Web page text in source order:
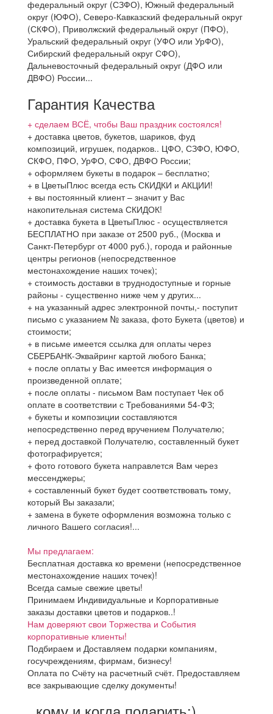
федеральный округ (СЗФО), Южный федеральный
округ (ЮФО), Северо-Кавказский федеральный округ
(СКФО), Приволжский федеральный округ (ПФО),
Уральский федеральный округ (УФО или УрФО),
Сибирский федеральный округ СФО),
Дальневосточный федеральный округ (ДФО или
ДВФО) России...
Гарантия Качества
+ сделаем ВСЁ, чтобы Ваш праздник состоялся!
+ доставка цветов, букетов, шариков, фуд
композиций, игрушек, подарков.. ЦФО, СЗФО, ЮФО,
СКФО, ПФО, УрФО, СФО, ДВФО России;
+ оформляем букеты в подарок – бесплатно;
+ в ЦветыПлюс всегда есть СКИДКИ и АКЦИИ!
+ вы постоянный клиент – значит у Вас
накопительная система СКИДОК!
+ доставка букета в ЦветыПлюс - осуществляется
БЕСПЛАТНО при заказе от 2500 руб., (Москва и
Санкт-Петербург от 4000 руб.), города и районные
центры регионов (непосредственное
местонахождение наших точек);
+ стоимость доставки в труднодоступные и горные
районы - существенно ниже чем у других...
+ на указанный адрес электронной почты,- поступит
письмо с указанием № заказа, фото Букета (цветов) и
стоимости;
+ в письме имеется ссылка для оплаты через
СБЕРБАНК-Эквайринг картой любого Банка;
+ после оплаты у Вас имеется информация о
произведенной оплате;
+ после оплаты - письмом Вам поступает Чек об
оплате в соответствии с Требованиями 54-ФЗ;
+ букеты и композиции составляются
непосредственно перед вручением Получателю;
+ перед доставкой Получателю, составленный букет
фотографируется;
+ фото готового букета направлется Вам через
мессенджеры;
+ составленный букет будет соответствовать тому,
который Вы заказали;
+ замена в букете оформления возможна только с
личного Вашего согласия!...
Мы предлагаем:
Бесплатная доставка ко времени (непосредственное
местонахождение наших точек)!
Всегда самые свежие цветы!
Принимаем Индивидуальные и Корпоративные
заказы доставки цветов и подарков..!
Нам доверяют свои Торжества и События
корпоративные клиенты!
Подбираем и Доставляем подарки компаниям,
госучреждениям, фирмам, бизнесу!
Оплата по Счёту на расчетный счёт. Предоставляем
все закрывающие сделку документы!